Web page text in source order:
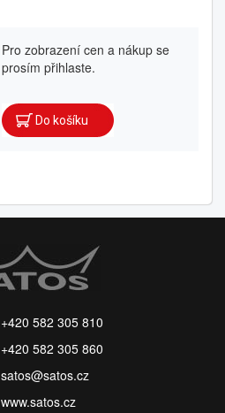
Pro zobrazení cen a nákup se
prosím přihlaste.
+420 582 305 810
+420 582 305 860
satos@satos.cz
www.satos.cz